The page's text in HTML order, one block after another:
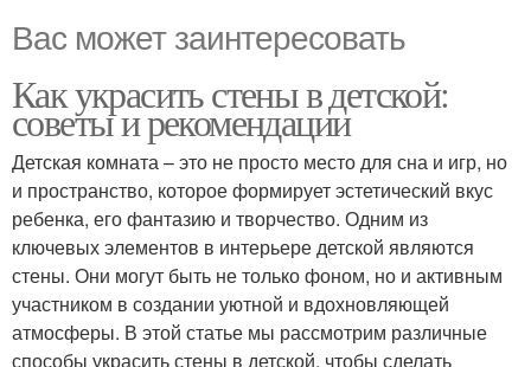
Вас может заинтересовать
Как украсить стены в детской:
советы и рекомендации
Детская комната – это не просто место для сна и игр, но
и пространство, которое формирует эстетический вкус
ребенка, его фантазию и творчество. Одним из
ключевых элементов в интерьере детской являются
стены. Они могут быть не только фоном, но и активным
участником в создании уютной и вдохновляющей
атмосферы. В этой статье мы рассмотрим различные
способы украсить стены в детской, чтобы сделать